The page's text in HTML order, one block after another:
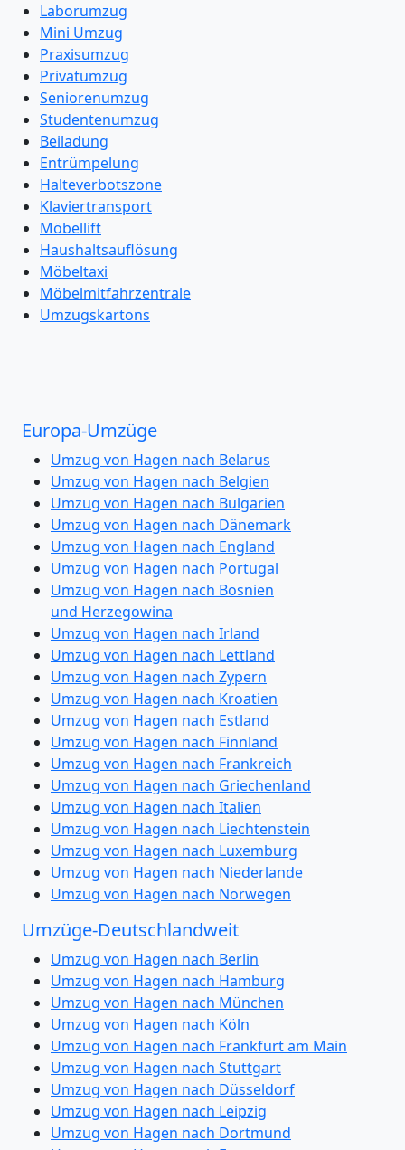
Laborumzug
Mini Umzug
Praxisumzug
Privatumzug
Seniorenumzug
Studentenumzug
Beiladung
Entrümpelung
Halteverbotszone
Klaviertransport
Möbellift
Haushaltsauflösung
Möbeltaxi
Möbelmitfahrzentrale
Umzugskartons
Europa-Umzüge
Umzug von Hagen nach Belarus
Umzug von Hagen nach Belgien
Umzug von Hagen nach Bulgarien
Umzug von Hagen nach Dänemark
Umzug von Hagen nach England
Umzug von Hagen nach Portugal
Umzug von Hagen nach Bosnien
und Herzegowina
Umzug von Hagen nach Irland
Umzug von Hagen nach Lettland
Umzug von Hagen nach Zypern
Umzug von Hagen nach Kroatien
Umzug von Hagen nach Estland
Umzug von Hagen nach Finnland
Umzug von Hagen nach Frankreich
Umzug von Hagen nach Griechenland
Umzug von Hagen nach Italien
Umzug von Hagen nach Liechtenstein
Umzug von Hagen nach Luxemburg
Umzug von Hagen nach Niederlande
Umzug von Hagen nach Norwegen
Umzüge-Deutschlandweit
Umzug von Hagen nach Berlin
Umzug von Hagen nach Hamburg
Umzug von Hagen nach München
Umzug von Hagen nach Köln
Umzug von Hagen nach Frankfurt am Main
Umzug von Hagen nach Stuttgart
Umzug von Hagen nach Düsseldorf
Umzug von Hagen nach Leipzig
Umzug von Hagen nach Dortmund